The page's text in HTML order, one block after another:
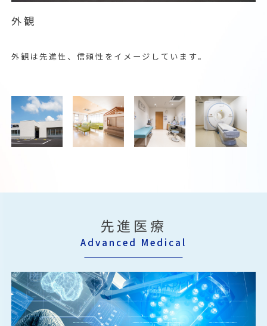
外観
外観は先進性、信頼性をイメージしています。
キッズスペースも完備しており、お子様連れでも安心し
各診察室は十分な広さを確保し、ご家族も同席できるよ
射線科専門医によって画像判定を行い画像診断の精度を
引き続き治療が必要な場合は、連携病院に転院となりま
先進医療
Advanced Medical